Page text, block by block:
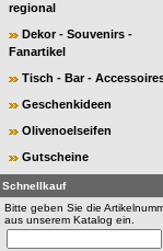
regional
Dekor - Souvenirs -
Fanartikel
Tisch - Bar -
Geschenkideen
Olivenoelseifen
Gutscheine
Schnellkauf
Bitte geben Sie die
aus unserem Katalog ein.